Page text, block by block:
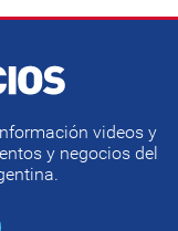
videos y
y negocios del